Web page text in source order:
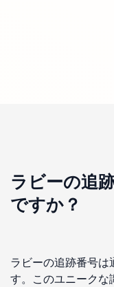
ラビーの追
ですか？
ラビーの追跡番号は
す。このユニークな